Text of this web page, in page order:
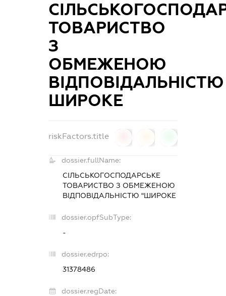
ТОВАРИСТВО
З
ОБМЕЖЕНОЮ
ВІДПОВІДАЛЬНІСТЮ
ШИРОКЕ
riskFactors.title
dossier.fullName:
СІЛЬСЬКОГОСПОДАРСЬКЕ
ТОВАРИСТВО З ОБМЕЖЕНОЮ
ВІДПОВІДАЛЬНІСТЮ "ШИРОКЕ
dossier.opfSubType:
-
dossier.edrpo:
31378486
dossier.regDate: